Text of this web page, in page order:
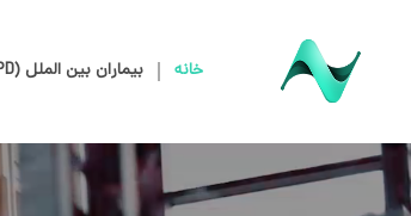
خانه بیماران بین الملل (IPD)